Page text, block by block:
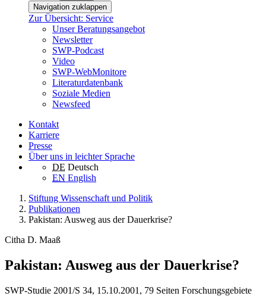
Navigation zuklappen
Zur Übersicht: Service
Unser Beratungsangebot
Newsletter
SWP-Podcast
Video
SWP-WebMonitore
Literaturdatenbank
Soziale Medien
Newsfeed
Kontakt
Karriere
Presse
Über uns in leichter Sprache
DE Deutsch
EN English
Stiftung Wissenschaft und Politik
Publikationen
Pakistan: Ausweg aus der Dauerkrise?
Citha D. Maaß
Pakistan: Ausweg aus der Dauerkrise?
SWP-Studie 2001/S 34, 15.10.2001, 79 Seiten Forschungsgebiete